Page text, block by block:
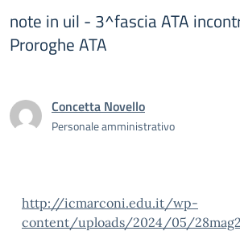
note in uil - 3^fascia ATA
Proroghe ATA
Concetta Novello
Personale amministrativo
http://icmarconi.edu.it/wp-
content/uploads/2024/05/